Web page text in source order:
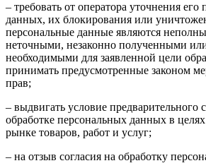
– требовать от оператора уточнения его
данных, их блокирования или
персональные данные являются
неточными, незаконно полученными
необходимыми для заявленной цели
принимать предусмотренные законом
прав;
– выдвигать условие предварительного
обработке персональных данных в
рынке товаров, работ и услуг;
– на отзыв согласия на обработку